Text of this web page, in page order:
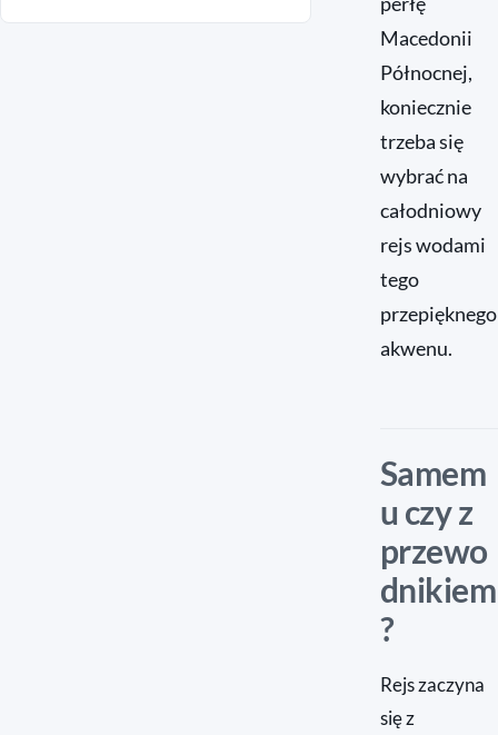
Macedonii
Północnej,
koniecznie
trzeba się
wybrać na
całodniowy
rejs wodami
tego
przepięknego
akwenu.
Samem
u czy z
przewo
dnikiem
?
Rejs zaczyna
się z